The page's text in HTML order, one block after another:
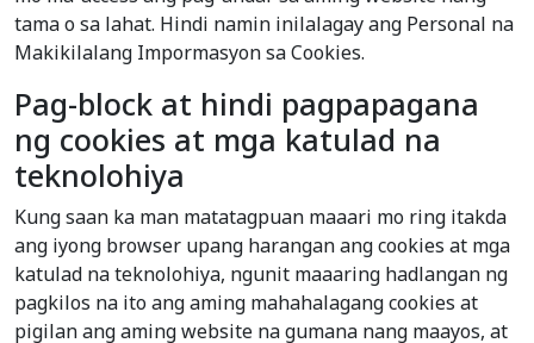
tama o sa lahat. Hindi namin inilalagay ang Personal na
Makikilalang Impormasyon sa Cookies.
Pag-block at hindi pagpapagana
ng cookies at mga katulad na
teknolohiya
Kung saan ka man matatagpuan maaari mo ring itakda
ang iyong browser upang harangan ang cookies at mga
katulad na teknolohiya, ngunit maaaring hadlangan ng
pagkilos na ito ang aming mahahalagang cookies at
pigilan ang aming website na gumana nang maayos, at